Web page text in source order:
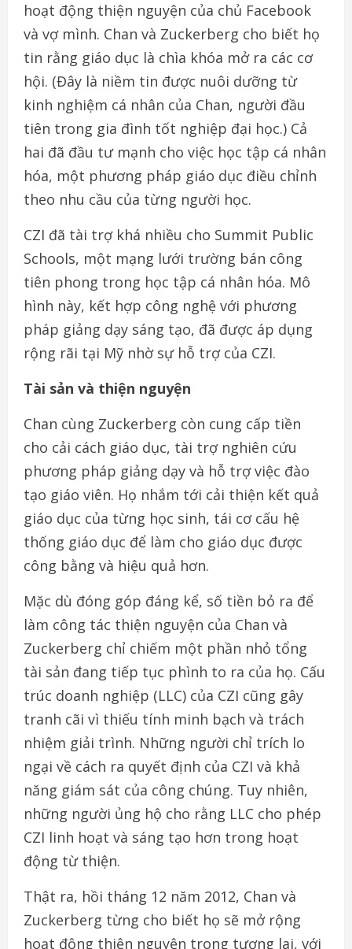
hoạt động thiện nguyện của chủ Facebook
và vợ mình. Chan và Zuckerberg cho biết họ
tin rằng giáo dục là chìa khóa mở ra các cơ
hội. (Đây là niềm tin được nuôi dưỡng từ
kinh nghiệm cá nhân của Chan, người đầu
tiên trong gia đình tốt nghiệp đại học.) Cả
hai đã đầu tư mạnh cho việc học tập cá nhân
hóa, một phương pháp giáo dục điều chỉnh
theo nhu cầu của từng người học.
CZI đã tài trợ khá nhiều cho Summit Public
Schools, một mạng lưới trường bán công
tiên phong trong học tập cá nhân hóa. Mô
hình này, kết hợp công nghệ với phương
pháp giảng dạy sáng tạo, đã được áp dụng
rộng rãi tại Mỹ nhờ sự hỗ trợ của CZI.
Tài sản và thiện nguyện
Chan cùng Zuckerberg còn cung cấp tiền
cho cải cách giáo dục, tài trợ nghiên cứu
phương pháp giảng dạy và hỗ trợ việc đào
tạo giáo viên. Họ nhắm tới cải thiện kết quả
giáo dục của từng học sinh, tái cơ cấu hệ
thống giáo dục để làm cho giáo dục được
công bằng và hiệu quả hơn.
Mặc dù đóng góp đáng kể, số tiền bỏ ra để
làm công tác thiện nguyện của Chan và
Zuckerberg chỉ chiếm một phần nhỏ tổng
tài sản đang tiếp tục phình to ra của họ. Cấu
trúc doanh nghiệp (LLC) của CZI cũng gây
tranh cãi vì thiếu tính minh bạch và trách
nhiệm giải trình. Những người chỉ trích lo
ngại về cách ra quyết định của CZI và khả
năng giám sát của công chúng. Tuy nhiên,
những người ủng hộ cho rằng LLC cho phép
CZI linh hoạt và sáng tạo hơn trong hoạt
động từ thiện.
Thật ra, hồi tháng 12 năm 2012, Chan và
Zuckerberg từng cho biết họ sẽ mở rộng
hoạt động thiện nguyện trong tương lai, với